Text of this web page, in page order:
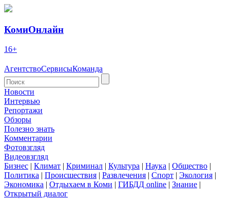
КомиОнлайн
16+
АгентствоСервисыКоманда
Новости
Интервью
Репортажи
Обзоры
Полезно знать
Комментарии
Фотовзгляд
Видеовзгляд
Бизнес | Климат | Криминал | Культура | Наука | Общество |
Политика | Происшествия | Развлечения | Спорт | Экология |
Экономика | Отдыхаем в Коми | ГИБДД online | Знание |
Открытый диалог